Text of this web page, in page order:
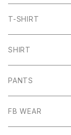
T-SHIRT
ARCH
CHB
HW
SHIRT
PANTS
SHORT PANTS
FB WEAR